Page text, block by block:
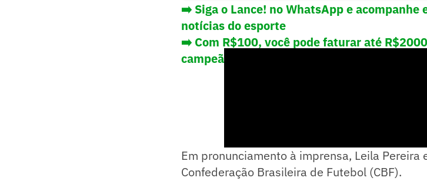
➡️ Siga o Lance! no WhatsApp e
notícias do esporte
➡️ Com R$100, você pode faturar até
campeão da Libertadores 2024!
Em pronunciamento à imprensa, Leila
Confederação Brasileira de Futebol (CBF).